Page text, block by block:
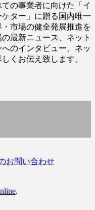
の事業者に向けた「イ
ター」に贈る国内唯一
市場の健全発展推進を
最新ニュース、ネット
のインタビュー、ネッ
くお伝え致します。
お問い合わせ
.